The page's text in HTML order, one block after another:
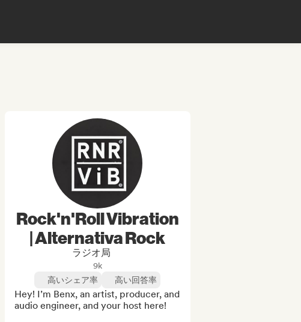
Rock'n'Roll Vibration
| Alternativa Rock
ラジオ局
9k
高いシェア率
高い回答率
Hey! I’m Benx, an artist, producer, and
audio engineer, and your host here!